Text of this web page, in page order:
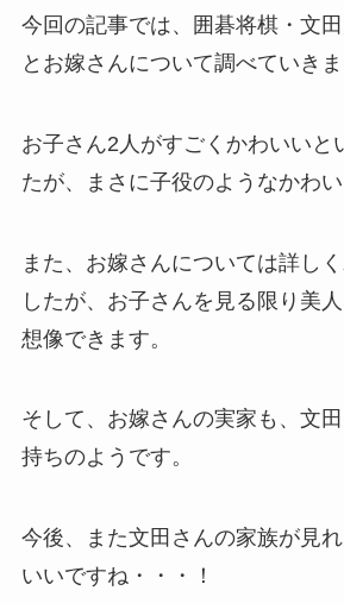
今回の記事では、囲碁将棋・文
とお嫁さんについて調べていきま
お子さん2人がすごくかわいいと
たが、まさに子役のようなかわい
また、お嫁さんについては詳し
したが、お子さんを見る限り美
想像できます。
そして、お嫁さんの実家も、文
持ちのようです。
今後、また文田さんの家族が見
いいですね・・・！